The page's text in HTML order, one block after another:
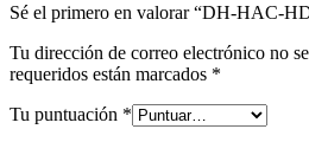
Sé el primero en valorar “DH-HAC-
Tu dirección de correo electrónico no
requeridos están marcados *
Tu puntuación *